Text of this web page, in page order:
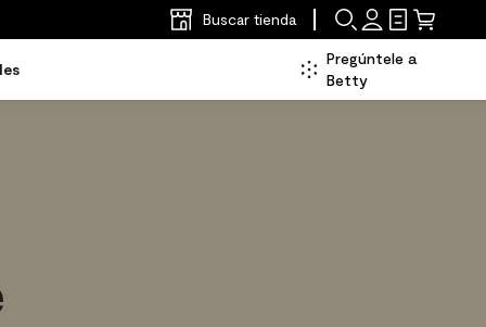
Buscar tienda
Pregúntele a
Betty